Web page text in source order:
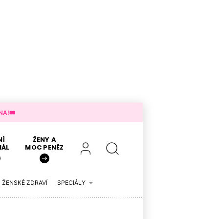
ŽENY A
MOC PENĚZ
ŽENSKÉ ZDRAVÍ SPECIÁLY